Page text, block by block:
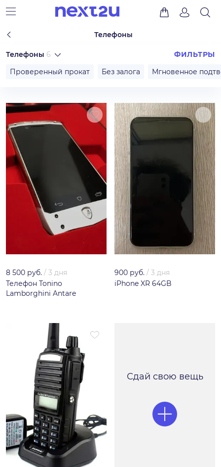
Телефоны
Телефоны 6
ФИЛЬТРЫ
Проверенный прокат
Без залога Мгновенное
8 500 руб. / 3 дня
Телефон Tonino
Lamborghini Antare
900 руб. / 3 дня
iPhone XR 64GB
Сдай свою вещь